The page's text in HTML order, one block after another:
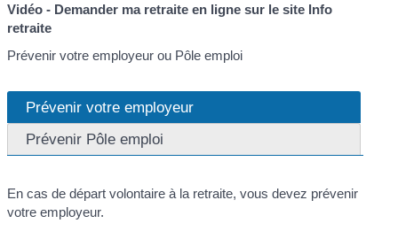
Vidéo - Demander ma retraite en ligne sur le site Info
retraite
Prévenir votre employeur ou Pôle emploi
Prévenir votre employeur
Prévenir Pôle emploi
En cas de départ volontaire à la retraite, vous devez prévenir
votre employeur.